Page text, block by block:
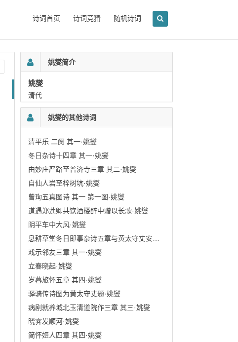
诗词首页 诗词竞猜 随机诗词
姚燮简介
姚燮
清代
姚燮的其他诗词
清平乐 二阕 其一·姚燮
冬日杂诗十四章 其一·姚燮
由妙庄严路至普济寺三章 其二·姚燮
自仙人岩至梓树坑·姚燮
曾珣五真图诗 其一 第一图·姚燮
道遇郑莲卿共饮酒楼醉中赠以长歌·姚燮
阴平车中大风·姚燮
戏示邻友三章 其一·姚燮
立春晓起·姚燮
岁暮旅怀五章 其四·姚燮
驿骑传诗图为黄太守丈题·姚燮
病剧就养城北玉清道院作三章 其三·姚燮
晓霁发顺河·姚燮
简怀姬人四章 其四·姚燮